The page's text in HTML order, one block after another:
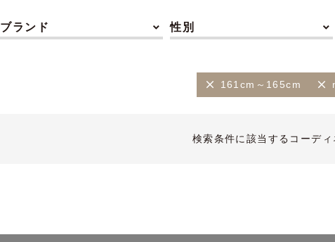
ブランド 性別
161cm～165cm
検索条件に該当するコーデ